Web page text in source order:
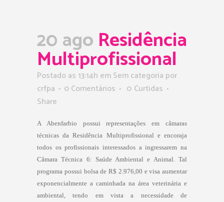
20 ago Residência
Multiprofissional
Postado as 13:14h em Sem categoria por
crfpa
0 Comentários 0 Curtidas
Share
A Abenfarbio possui representações em câmaras
técnicas da Residência Multiprofissional e encoraja
todos os profissionais interessados a ingressarem na
Câmara Técnica 6: Saúde Ambiental e Animal. Tal
programa possui bolsa de R$ 2.976,00 e visa aumentar
exponencialmente a caminhada na área veterinária e
ambiental, tendo em vista a necessidade de